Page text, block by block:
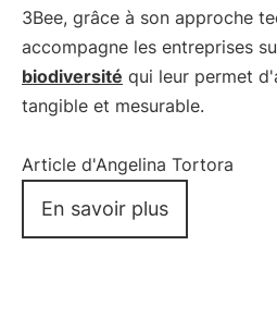
3Bee, grâce à son approche
accompagne les entreprises
biodiversité qui leur permet
tangible et mesurable.
Article d'Angelina Tortora
En savoir plus